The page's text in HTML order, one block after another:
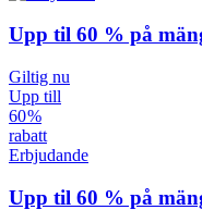
Upp til 60 % på
Giltig nu
Upp till
60 %
rabatt
Erbjudande
Upp til 60 % på